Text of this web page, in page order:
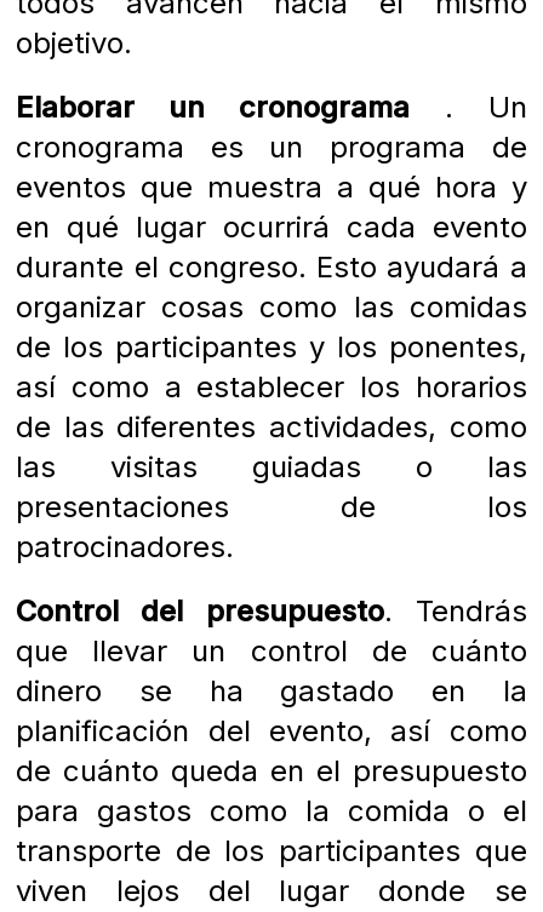
objetivo.
Elaborar un cronograma . Un
cronograma es un programa de
eventos que muestra a qué hora y
en qué lugar ocurrirá cada evento
durante el congreso. Esto ayudará a
organizar cosas como las comidas
de los participantes y los ponentes,
así como a establecer los horarios
de las diferentes actividades, como
las visitas guiadas o las
presentaciones de los
patrocinadores.
Control del presupuesto. Tendrás
que llevar un control de cuánto
dinero se ha gastado en la
planificación del evento, así como
de cuánto queda en el presupuesto
para gastos como la comida o el
transporte de los participantes que
viven lejos del lugar donde se